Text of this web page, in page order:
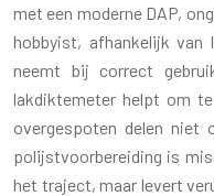
met een moderne DAP,
hobbyist, afhankelijk van
neemt bij correct
lakdiktemeter helpt om
overgespoten delen niet
polijstvoorbereiding is
het traject, maar levert